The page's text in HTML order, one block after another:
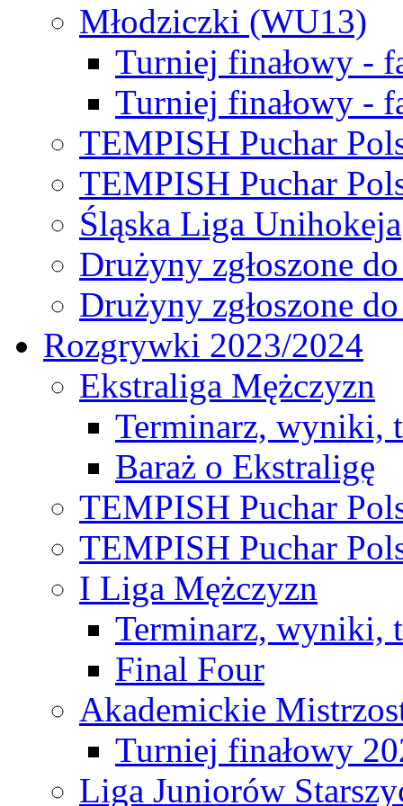
Młodziczki (WU13)
Turniej finałowy -
Turniej finałowy -
TEMPISH Puchar
TEMPISH Puchar
Śląska Liga Unihokeja
Drużyny zgłoszone
Drużyny zgłoszone
Rozgrywki 2023/2024
Ekstraliga Mężczyzn
Terminarz, wyniki,
Baraż o Ekstraligę
TEMPISH Puchar
TEMPISH Puchar
I Liga Mężczyzn
Terminarz, wyniki,
Final Four
Akademickie
Turniej finałowy
Liga Juniorów